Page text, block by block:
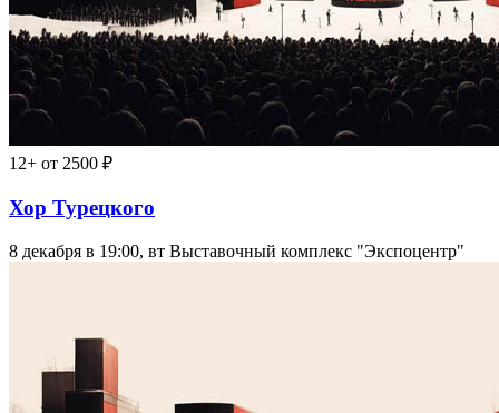
12+ от 2500 ₽
Хор Турецкого
8 декабря в 19:00, вт Выставочный комплекс "Экспоцентр"